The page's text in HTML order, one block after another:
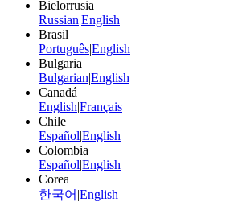
Bielorrusia
Russian|English
Brasil
Português|English
Bulgaria
Bulgarian|English
Canadá
English|Français
Chile
Español|English
Colombia
Español|English
Corea
한국어 |English